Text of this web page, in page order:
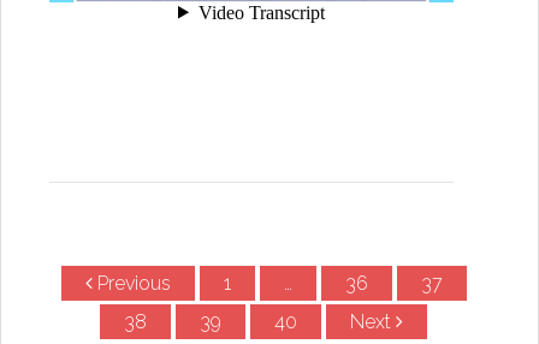
Post navigation
Previous 1 36
37
38
39 40 Next